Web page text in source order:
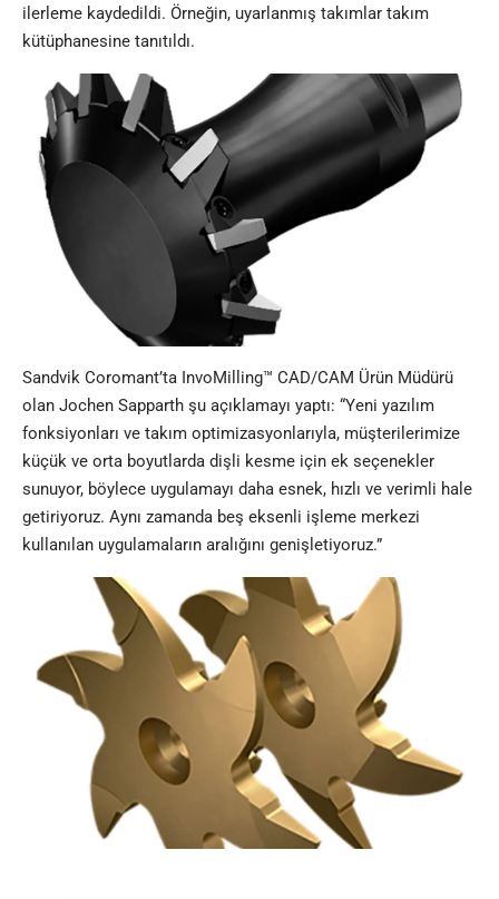
ilerleme kaydedildi. Örneğin, uyarlanmış takımlar takım
kütüphanesine tanıtıldı.
Sandvik Coromant’ta InvoMilling™ CAD/CAM Ürün Müdürü
olan Jochen Sapparth şu açıklamayı yaptı: “Yeni yazılım
fonksiyonları ve takım optimizasyonlarıyla, müşterilerimize
küçük ve orta boyutlarda dişli kesme için ek seçenekler
sunuyor, böylece uygulamayı daha esnek, hızlı ve verimli hale
getiriyoruz. Aynı zamanda beş eksenli işleme merkezi
kullanılan uygulamaların aralığını genişletiyoruz.”